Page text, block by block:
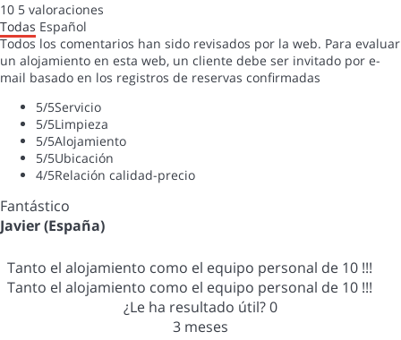
10 5 valoraciones
Todas Español
Todos los comentarios han sido revisados por la web. Para evaluar
un alojamiento en esta web, un cliente debe ser invitado por e-
mail basado en los registros de reservas confirmadas
5/5Servicio
5/5Limpieza
5/5Alojamiento
5/5Ubicación
4/5Relación calidad-precio
Fantástico
Javier (España)
Tanto el alojamiento como el equipo personal de 10 !!!
Tanto el alojamiento como el equipo personal de 10 !!!
¿Le ha resultado útil?0
3 meses